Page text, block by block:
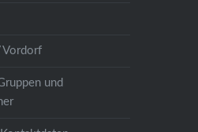
Vordorf
und